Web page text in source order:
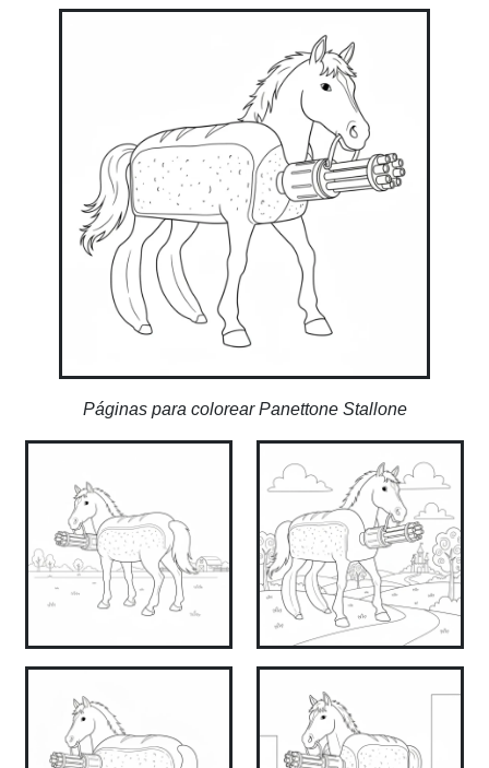
Páginas para colorear Panettone Stallone